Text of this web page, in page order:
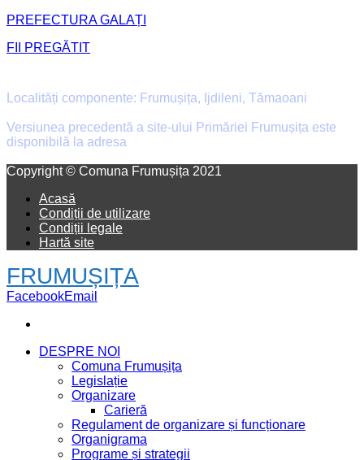
PREFECTURA GALAȚI
FII PREGĂTIT
Localități componente: Frumușița, Ijdileni, Tămaoani
Versiunea precedentă a site-ului Primăriei Frumușița este
disponibilă la adresa
Copyright © Comuna Frumușița 2021
Acasă
Condiții de utilizare
Condiții legale
Hartă site
FRUMUȘIȚA
FacebookEmail
DESPRE NOI
Comuna Frumușița
Legislație
Organizare
Carieră
Regulament de organizare și funcționare
Organigrama
Programe și strategii